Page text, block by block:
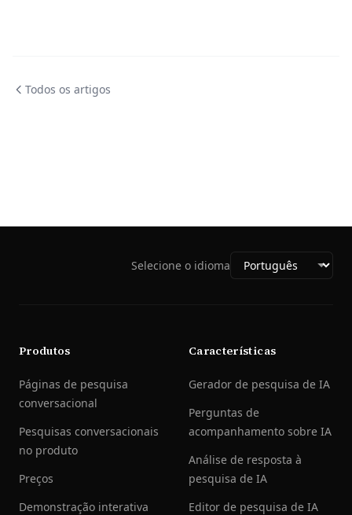
Todos os artigos
Selecione o idioma
Produtos
Páginas de pesquisa
conversacional
Pesquisas conversacionais
no produto
Preços
Demonstração interativa
Características
Gerador de pesquisa de IA
Perguntas de
acompanhamento sobre IA
Análise de resposta à
pesquisa de IA
Editor de pesquisa de IA